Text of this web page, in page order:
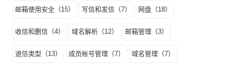
邮箱使用安全（15） 写信和发信（7） 网盘（18）
收信和删信（4） 域名解析（12） 邮箱管理（3）
退信类型（13） 成员帐号管理（7） 域名管理（7）